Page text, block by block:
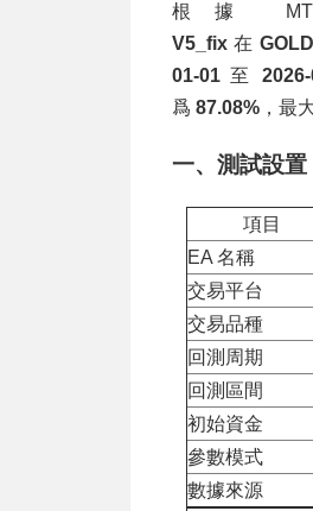
根據
V5_fix 在
01-01 至
爲 87.08% ，最
一、測試設置
項目
EA 名稱
交易平台
交易品種
回測周期
回測區間
初始資金
參數模式
數據來源